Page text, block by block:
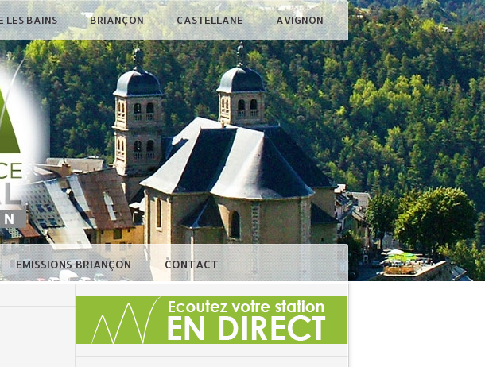
LES BAINS BRIANÇON CASTELLANE AVIGNON
EMISSIONS BRIANÇON CONTACT